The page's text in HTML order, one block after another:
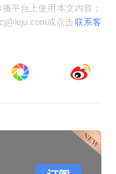
极布局公募
金合信基金
理人的“创金
项目，发
牛奶厂旧址
平台上使用本文内容；
或点击联系客